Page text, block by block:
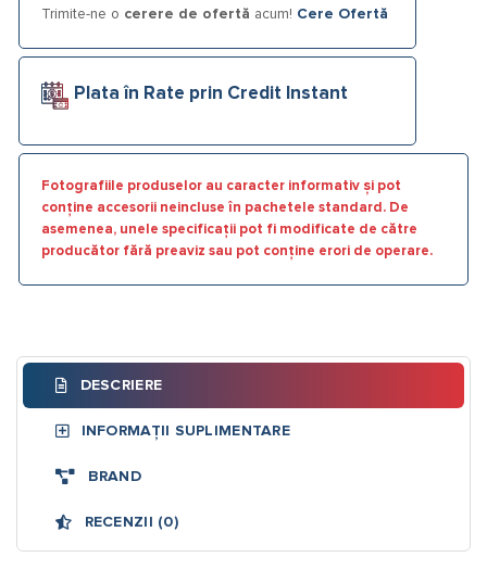
Trimite-ne o cerere de ofertă acum! Cere Ofertă
Plata în Rate prin Credit Instant
Fotografiile produselor au caracter informativ și pot
conține accesorii neincluse în pachetele standard. De
asemenea, unele specificații pot fi modificate de către
producător fără preaviz sau pot conține erori de operare.
DESCRIERE
INFORMAȚII SUPLIMENTARE
BRAND
RECENZII (0)